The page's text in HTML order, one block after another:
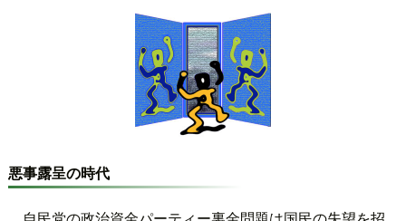
悪事露呈の時代